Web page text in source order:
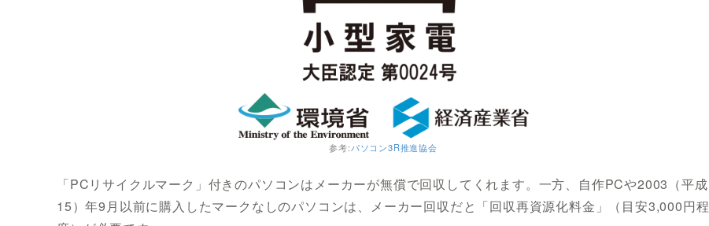
参考:パソコン3R推進協会
「PCリサイクルマーク」付きのパソコンはメーカーが無償で回収してくれます。一方、自作PCや2003（平成
15）年9月以前に購入したマークなしのパソコンは、メーカー回収だと「回収再資源化料金」（目安3,000円程